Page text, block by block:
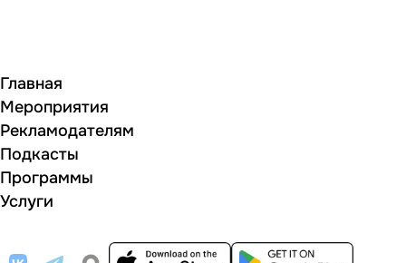
Главная
Мероприятия
Рекламодателям
Подкасты
Программы
Услуги